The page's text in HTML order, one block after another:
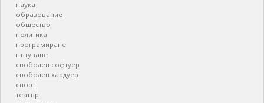
наука
образование
общество
политика
програмиране
пътуване
свободен софтуер
свободен хардуер
спорт
театър